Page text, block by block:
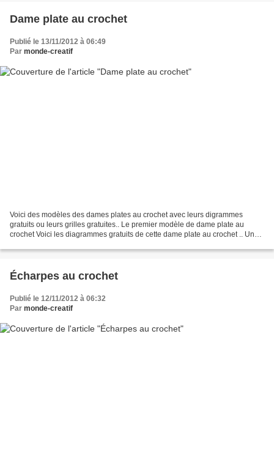
Dame plate au crochet
Publié le 13/11/2012 à 06:49
Par monde-creatif
Voici des modèles des dames plates au crochet avec leurs digrammes
gratuits ou leurs grilles gratuites.. Le premier modèle de dame plate au
crochet Voici les diagrammes gratuits de cette dame plate au crochet .. Un
Écharpes au crochet
Publié le 12/11/2012 à 06:32
Par monde-creatif